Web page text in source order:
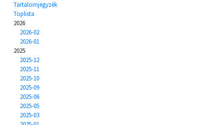
Tartalomjegyzék
Toplista
2026
2026-02
2026-01
2025
2025-12
2025-11
2025-10
2025-09
2025-06
2025-05
2025-03